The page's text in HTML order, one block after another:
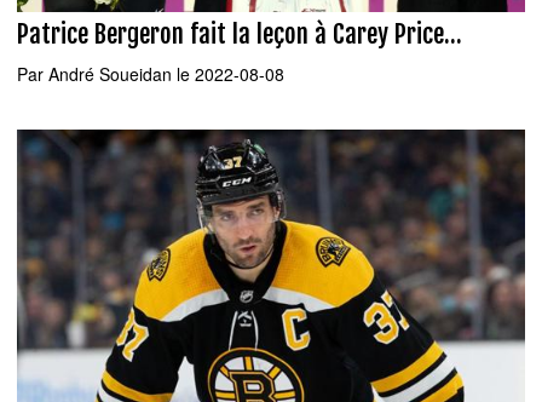
Patrice Bergeron fait la leçon à Carey Price...
Par André Soueidan le 2022-08-08